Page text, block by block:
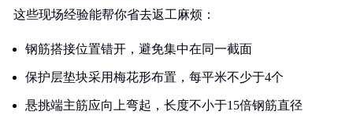
这些现场经验能帮你省去返工麻烦：
钢筋搭接位置错开，避免集中在同一截面
保护层垫块采用梅花形布置，每平米不少于4个
悬挑端主筋应向上弯起，长度不小于15倍钢筋直径